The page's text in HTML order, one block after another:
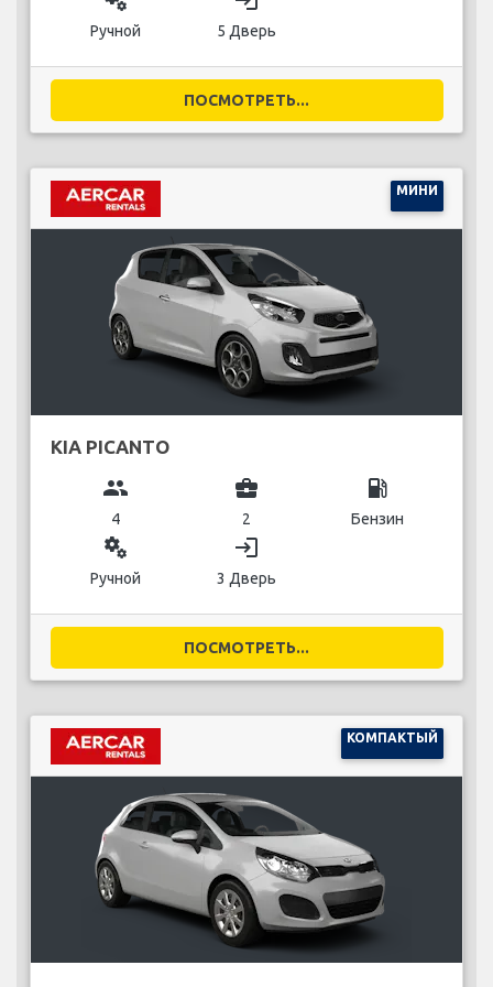
Ручной 5 Дверь
ПОСМОТРЕТЬ...
МИНИ
KIA PICANTO
group
4
business_center
2
local_gas_station
Бензин
miscellaneous_services
Ручной
login
3 Дверь
ПОСМОТРЕТЬ...
КОМПАКТЫЙ